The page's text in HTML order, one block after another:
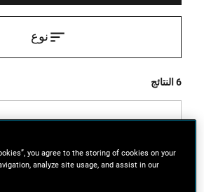
6 النتائج
نوع
you agree to the storing of cookies on your
analyze site usage, and assist in our